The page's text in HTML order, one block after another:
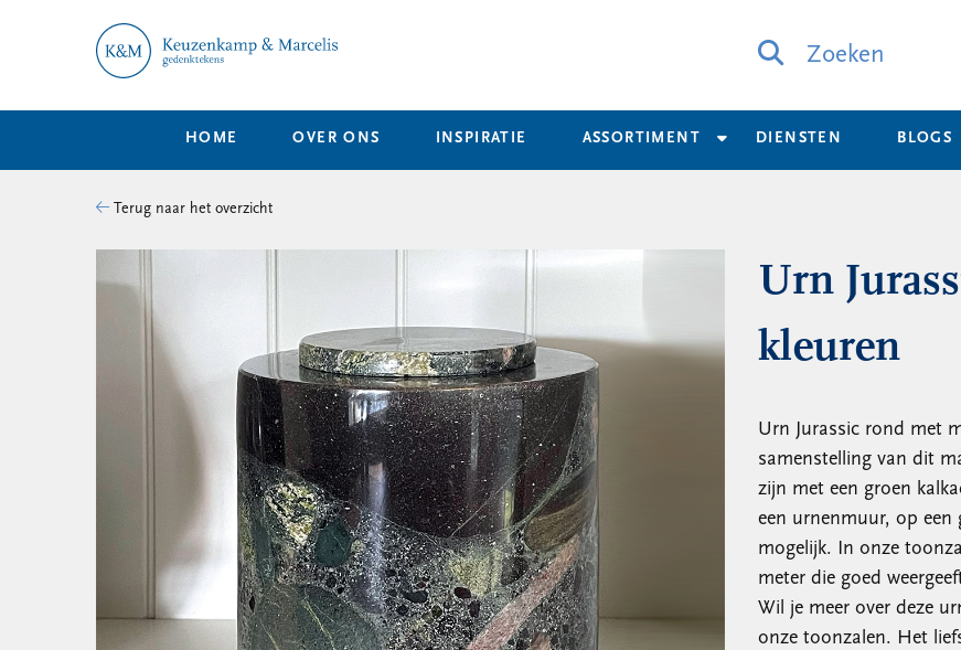
Zoeken
HOME OVER ONS INSPIRATIE ASSORTIMENT DIENSTEN BLOGS
Terug naar het overzicht
Urn
kleuren
Urn Jurassic rond met
samenstelling van dit
zijn met een groen
een urnenmuur, op
mogelijk. In onze
meter die goed
Wil je meer over deze
onze toonzalen. Het